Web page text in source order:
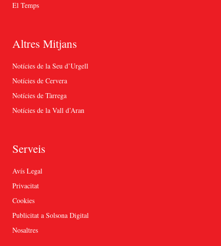
El Temps
Altres Mitjans
Notícies de la Seu d’Urgell
Notícies de Cervera
Notícies de Tàrrega
Notícies de la Vall d’Aran
Serveis
Avís Legal
Privacitat
Cookies
Publicitat a Solsona Digital
Nosaltres